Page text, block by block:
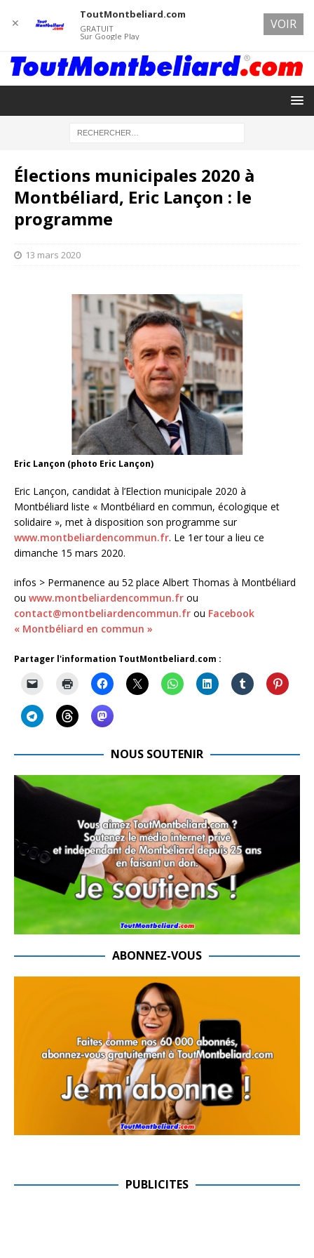
Élections municipales 2020 à
Montbéliard, Eric Lançon : le
programme
13 mars 2020
Eric Lançon (photo Eric Lançon)
Eric Lançon, candidat à l’Election municipale 2020 à
Montbéliard liste « Montbéliard en commun, écologique et
solidaire », met à disposition son programme sur
www.montbeliardencommun.fr. Le 1er tour a lieu ce
dimanche 15 mars 2020.
infos > Permanence au 52 place Albert Thomas à Montbéliard
ou www.montbeliardencommun.fr ou
contact@montbeliardencommun.fr ou Facebook
« Montbéliard en commun »
Partager l'information ToutMontbeliard.com :
NOUS SOUTENIR
ABONNEZ-VOUS
PUBLICITES
✕
ToutMontbeliard.com
GRATUIT
Sur Google Play
VOIR